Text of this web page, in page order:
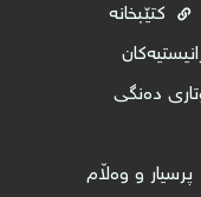
کتێبخانە
دەنگی
پرسیار و وەڵام